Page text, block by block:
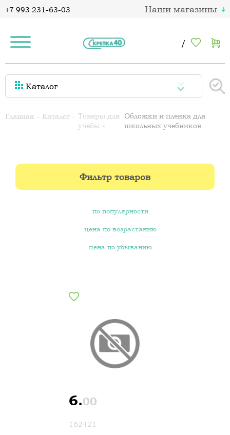
+7 993 231-63-03 Наши магазины
/
Каталог
Главная Каталог
Товары для
учебы
Обложки и пленка для
школьных учебников
Фильтр товаров
по популярности
цена по возрастанию
цена по убыванию
6.00
162421